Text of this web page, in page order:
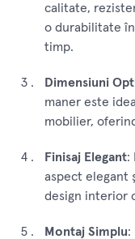
calitate,
o durabilitate
timp.
Dimensiuni
maner este
mobilier,
Finisaj Elegant:
aspect elegant
design interior
Montaj Simplu: